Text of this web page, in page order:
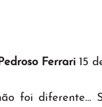
Ferrari 15
foi diferente...